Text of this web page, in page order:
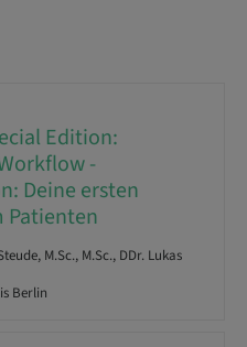
Edition:
-
Deine ersten
Patienten
M.Sc., M.Sc., DDr. Lukas
Berlin